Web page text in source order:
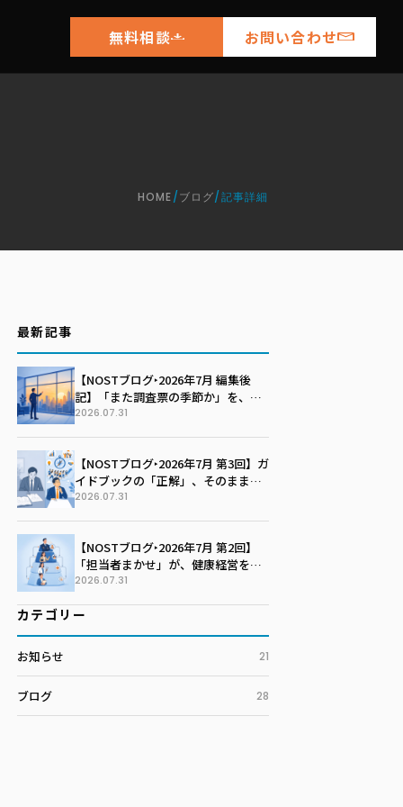
無料相談 お問い合わせ
HOME/ブログ/記事詳細
最新記事
【NOSTブログ‣2026年7月 編集後
記】「また調査票の季節か」を、自
社の未来を語る季節に変える
2026.07.31
【NOSTブログ‣2026年7月 第3回】ガ
イドブックの「正解」、そのまま写
していませんか？100社100通りの戦
2026.07.31
【NOSTブログ‣2026年7月 第2回】
「担当者まかせ」が、健康経営を止
めている。孤独な戦いを終わらせる
2026.07.31
カテゴリー
お知らせ 21
ブログ 28